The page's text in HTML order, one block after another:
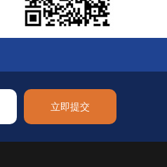
立即提交